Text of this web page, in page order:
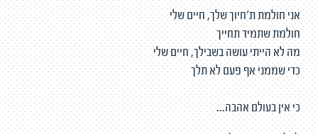
אני חולמת ת'חיוך שלך, חיים שלי
חולמת שתמיד תחייך
מה לא הייתי עושה בשבילך, חיים שלי
כדי שממני אף פעם לא תלך
כי אין בעולם אהבה...